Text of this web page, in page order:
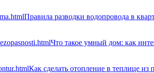
Правила разводки водопровода в
Что такое умный дом: как
Как сделать отопление в теплице из